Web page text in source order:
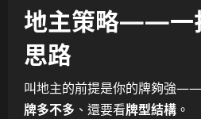
地主策略——一
思路
叫地主的前提是你的牌夠強
牌多不多 、還要看牌型結構 。